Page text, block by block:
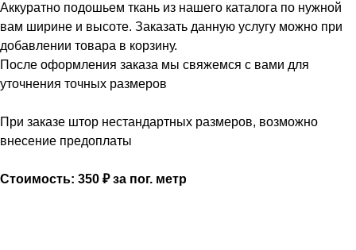
Аккуратно подошьем ткань из нашего каталога по нужной
вам ширине и высоте. Заказать данную услугу можно при
добавлении товара в корзину.
После оформления заказа мы свяжемся с вами для
уточнения точных размеров
При заказе штор нестандартных размеров, возможно
внесение предоплаты
Стоимость: 350 ₽ за пог. метр